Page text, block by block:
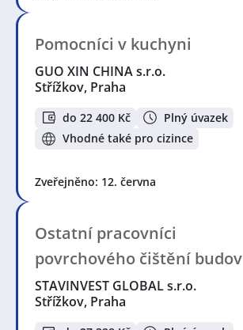
Pomocníci v kuchyni
GUO XIN CHINA s.r.o.
Střížkov, Praha
do 22 400 Kč
Plný úvazek
Vhodné také pro cizince
Zveřejněno: 12. června
Ostatní pracovníci
povrchového čištění budov
STAVINVEST GLOBAL s.r.o.
Střížkov, Praha